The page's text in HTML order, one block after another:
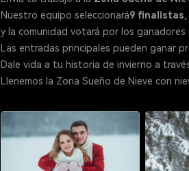
Nuestro equipo seleccionará9 finalistas
y la comunidad votará por los ganadores
Las entradas principales pueden ganar
Dale vida a tu historia de invierno a
Llenemos la Zona Sueño de Nieve con